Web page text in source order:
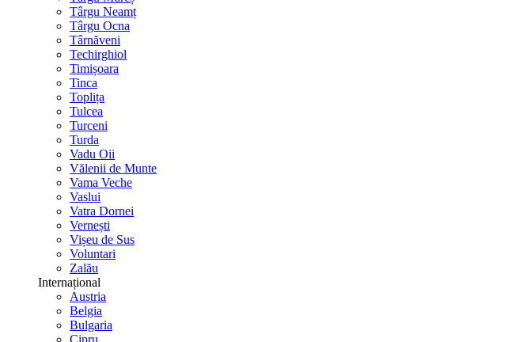
Târgu Neamț
Târgu Ocna
Târnăveni
Techirghiol
Timișoara
Tinca
Toplița
Tulcea
Turceni
Turda
Vadu Oii
Vălenii de Munte
Vama Veche
Vaslui
Vatra Dornei
Vernești
Vișeu de Sus
Voluntari
Zalău
Internațional
Austria
Belgia
Bulgaria
Cipru